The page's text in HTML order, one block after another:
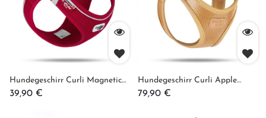
Hundegeschirr Curli Magnetic
Vest V2
39,90€
Hundegeschirr Curli Apple
Leather Premium Collection
79,90 €